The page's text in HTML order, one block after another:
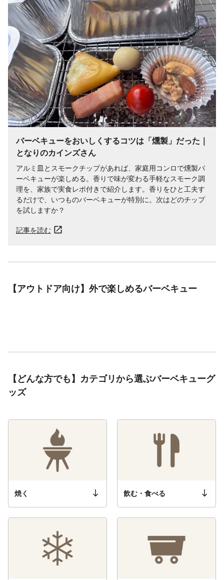
バーベキューをおいしくするコツは「燻製」だった｜
となりのカインズさん
アルミ皿とスモークチップがあれば、家庭用コンロで燻製バ
ーベキューが楽しめる。香りで味が変わる手軽なスモーク調
理を、家族で実食レポ付きで紹介します。香りをひと工夫す
るだけで、いつものバーベキューが特別に。次はどのチップ
を試しますか？
記事を読む
【アウトドア向け】外で楽しめるバーベキュー
【どんな方でも】カテゴリから選ぶバーベキューグ
ッズ
焼く 飲む・食べる